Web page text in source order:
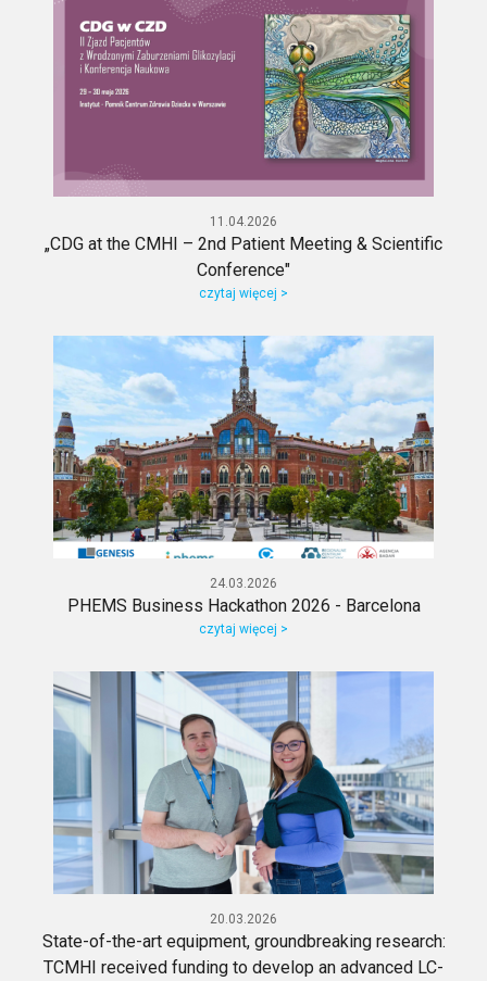
11.04.2026
„CDG at the CMHI – 2nd Patient Meeting & Scientific
Conference"
czytaj więcej >
24.03.2026
PHEMS Business Hackathon 2026 - Barcelona
czytaj więcej >
20.03.2026
State-of-the-art equipment, groundbreaking research:
TCMHI received funding to develop an advanced LC-